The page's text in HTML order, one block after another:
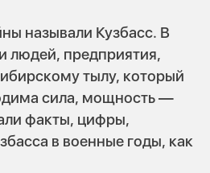
называли Кузбасс. В
людей, предприятия,
тылу, который
сила, мощность —
факты, цифры,
в военные годы, как